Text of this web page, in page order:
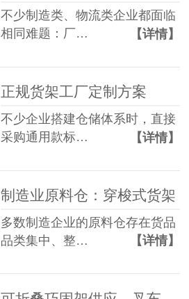
不少制造类、物流类企业都面临
相同难题：厂…
【详情】
正规货架工厂定制方案
不少企业搭建仓储体系时，直接
采购通用款标…
【详情】
制造业原料仓：穿梭式货架
多数制造企业的原料仓存在货品
品类集中、整…
【详情】